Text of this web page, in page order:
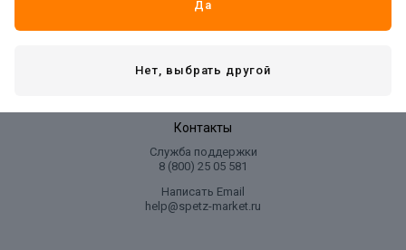
Вакансии
Подарочные сертификаты
Контакты
Служба поддержки
8 (800) 25 05 581
Написать Email
help@spetz-market.ru
Да
Нет, выбрать другой